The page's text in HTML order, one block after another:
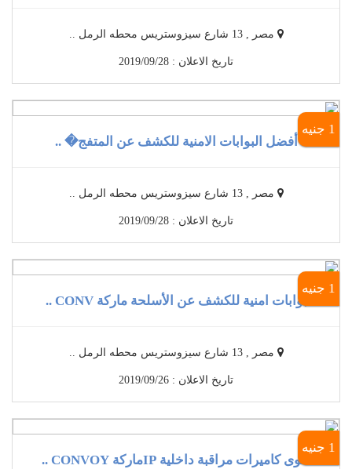
مصر , 13 شارع سيزوستريس محطه الرمل ..
تاريخ الاعلان : 2019/09/28
1 جنيه
أفضل البوابات الامنية للكشف عن المتفج� ..
مصر , 13 شارع سيزوستريس محطه الرمل ..
تاريخ الاعلان : 2019/09/28
1 جنيه
بوابات امنية للكشف عن الأسلحة ماركة CONV ..
مصر , 13 شارع سيزوستريس محطه الرمل ..
تاريخ الاعلان : 2019/09/26
1 جنيه
أقوى كاميرات مراقبة داخلية IPماركة CONVOY ..